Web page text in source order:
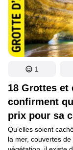
18 Grottes et
confirment
prix pour sa
Qu’elles soient
la mer, couvertes
1